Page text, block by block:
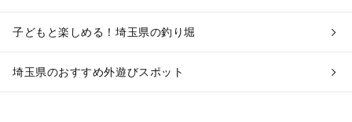
子どもと楽しめる！埼玉県の釣り堀
埼玉県のおすすめ外遊びスポット